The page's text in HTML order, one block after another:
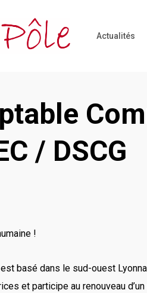
Actualités
/ DSCG
!
basé dans le sud-ouest
et participe au renouveau